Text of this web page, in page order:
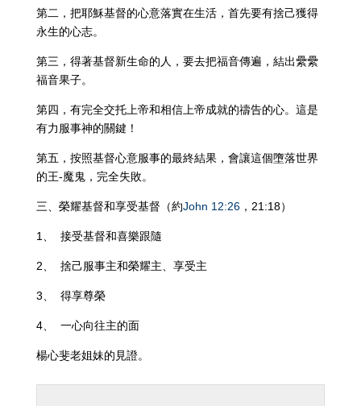
第二，把耶穌基督的心意落實在生活，首先要有捨己獲得
永生的心志。
第三，得著基督新生命的人，要去把福音傳遍，結出纍纍
福音果子。
第四，有完全交托上帝和相信上帝成就的禱告的心。這是
有力服事神的關鍵！
第五，按照基督心意服事的最終結果，會讓這個墮落世界
的王-魔鬼，完全失敗。
三、榮耀基督和享受基督（約John 12:26，21:18）
1、 接受基督和喜樂跟隨
2、 捨己服事主和榮耀主、享受主
3、 得享尊榮
4、 一心向往主的面
楊心斐老姐妹的見證。